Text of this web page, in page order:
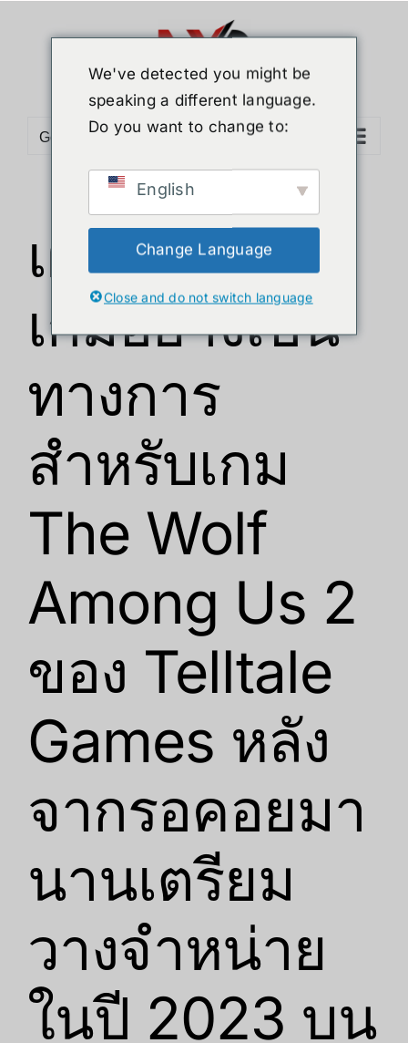
Go to...
เผยตัวอย่าง
เกมอย่างเป็น
ทางการ
สำหรับเกม
The Wolf
Among Us 2
ของ Telltale
Games หลัง
จากรอคอยมา
นานเตรียม
วางจำหน่าย
ในปี 2023 บน
We've detected you might be
speaking a different language.
Do you want to change to:
English
Change Language
Close and do not switch language